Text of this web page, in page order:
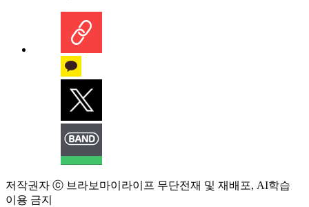
저작권자 ⓒ 브라보마이라이프 무단전재 및 재배포, AI학습
이용 금지